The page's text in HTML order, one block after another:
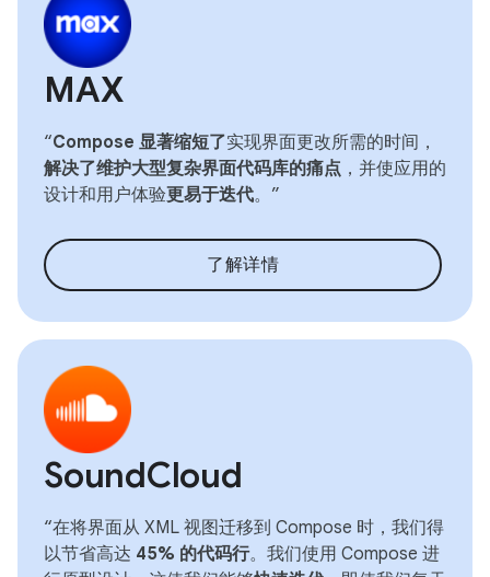
MAX
“Compose 显著缩短了实现界面更改所需的时间，
解决了维护大型复杂界面代码库的痛点 ，并使应用的
设计和用户体验更易于迭代。”
了解详情
SoundCloud
“在将界面从 XML 视图迁移到 Compose 时，我们得
以节省高达 45% 的代码行。我们使用 Compose 进